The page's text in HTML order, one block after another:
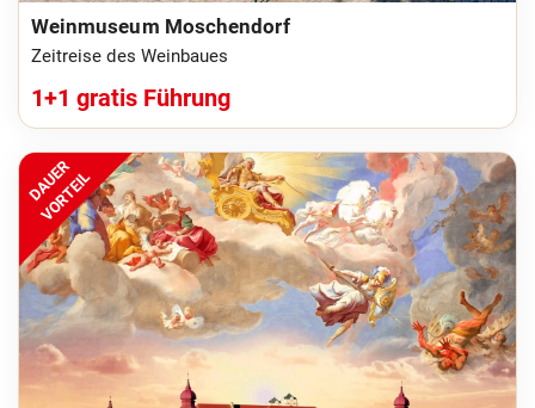
Weinmuseum Moschendorf
Zeitreise des Weinbaues
1+1 gratis Führung
DAUER
VORTEIL